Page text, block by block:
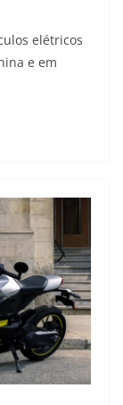
elétricos
e em